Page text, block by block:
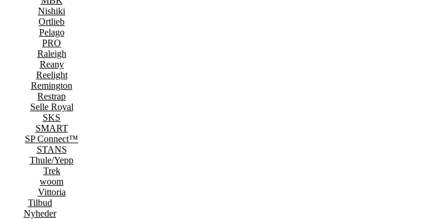
Nishiki
Ortlieb
Pelago
PRO
Raleigh
Reany
Reelight
Remington
Restrap
Selle Royal
SKS
SMART
SP Connect™
STANS
Thule/Yepp
Trek
woom
Vittoria
Tilbud
Nyheder